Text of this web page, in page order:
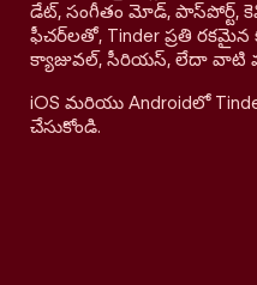
డేట్, సంగీతం మోడ్, పాస్‌పోర్ట్,
ఫీచర్‌లతో, Tinder ప్రతి రకమైన
క్యాజువల్, సీరియస్, లేదా వాటి
iOS మరియు Androidలో
చేసుకోండి.